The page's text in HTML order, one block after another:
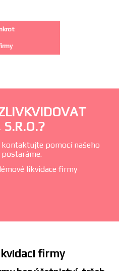
pomocí našeho
likvidace firmy
firmy